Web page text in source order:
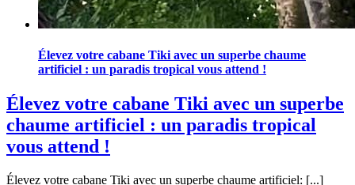
Élevez votre cabane Tiki avec un superbe chaume
artificiel : un paradis tropical vous attend !
Élevez votre cabane Tiki avec un superbe
chaume artificiel : un paradis tropical
vous attend !
Élevez votre cabane Tiki avec un superbe chaume artificiel: [...]